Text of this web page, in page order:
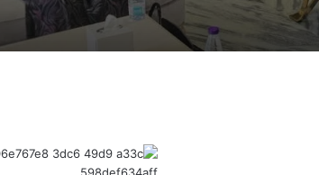
بشرى سارة لموظفي الدولة .. الخدمة
أنباء المحادثات مع الحوثيين عبر عُمان